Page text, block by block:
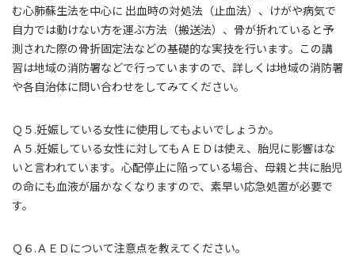
む心肺蘇生法を中心に 出血時の対処法（止血法）、けがや病気で
自力では動けない方を運ぶ方法（搬送法）、骨が折れていると予
測された際の骨折固定法などの基礎的な実技を行います。この講
習は地域の消防署などで行っていますので、詳しくは地域の消防署
や各自治体に問い合わせをしてみてください。
Ｑ５.妊娠している女性に使用してもよいでしょうか。
Ａ５.妊娠している女性に対してもＡＥＤは使え、胎児に影響はな
いと言われています。心配停止に陥っている場合、母親と共に胎児
の命にも血液が届かなくなりますので、素早い応急処置が必要で
す。
Ｑ６.ＡＥＤについて注意点を教えてください。